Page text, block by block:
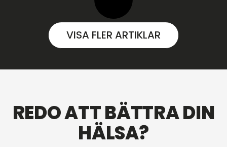
VISA FLER ARTIKLAR
REDO ATT BÄTTRA DIN
HÄLSA?